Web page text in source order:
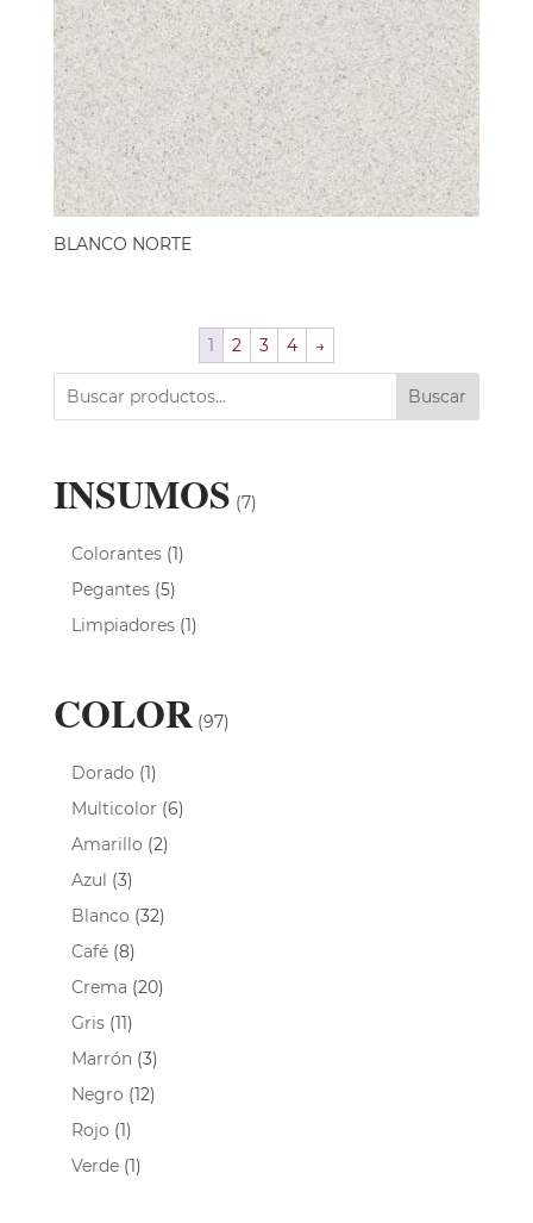
BLANCO NORTE
1 2 3 4 →
Buscar
INSUMOS (7)
Colorantes (1)
Pegantes (5)
Limpiadores (1)
COLOR (97)
Dorado (1)
Multicolor (6)
Amarillo (2)
Azul (3)
Blanco (32)
Café (8)
Crema (20)
Gris (11)
Marrón (3)
Negro (12)
Rojo (1)
Verde (1)